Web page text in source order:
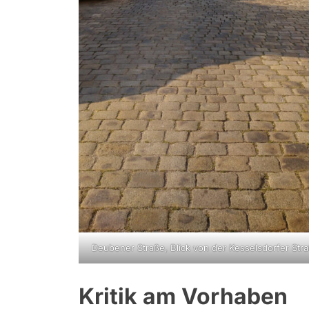
Deubener Straße, Blick von der Kesselsdorfer
Kritik am Vorhaben